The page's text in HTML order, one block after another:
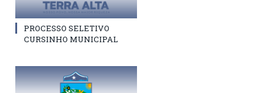
PROCESSO SELETIVO
CURSINHO MUNICIPAL